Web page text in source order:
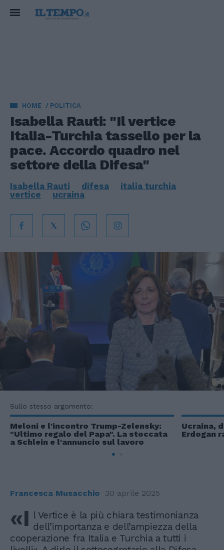
HOME POLITICA
Isabella Rauti: "Il vertice
Italia-Turchia tassello per la
pace. Accordo quadro nel
settore della Difesa"
Isabella Rauti difesa
italia turchia
vertice
ucraina
Sullo stesso argomento:
Meloni e l'incontro Trump-Zelensky:
"Ultimo regalo del Papa". La stoccata
a Schlein e l'annuncio sul lavoro
Ucraina,
Erdogan
Francesca Musacchio 30 aprile 2025
«I l Vertice è la più chiara testimonianza
dell’importanza e dell’ampiezza della
cooperazione fra Italia e Turchia a tutti i